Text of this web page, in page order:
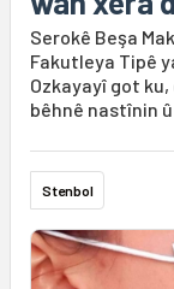
Serokê Beşa
Fakutleya Tipê
Ozkayayî got
bêhnê nastînin
Stenbol